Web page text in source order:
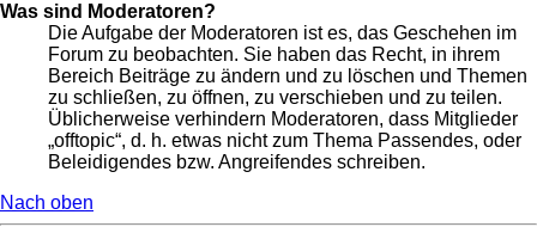
Was sind Moderatoren?
Die Aufgabe der Moderatoren ist es, das Geschehen im
Forum zu beobachten. Sie haben das Recht, in ihrem
Bereich Beiträge zu ändern und zu löschen und Themen
zu schließen, zu öffnen, zu verschieben und zu teilen.
Üblicherweise verhindern Moderatoren, dass Mitglieder
„offtopic“, d. h. etwas nicht zum Thema Passendes, oder
Beleidigendes bzw. Angreifendes schreiben.
Nach oben